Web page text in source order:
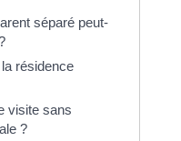
séparé peut-
résidence
visite sans
?